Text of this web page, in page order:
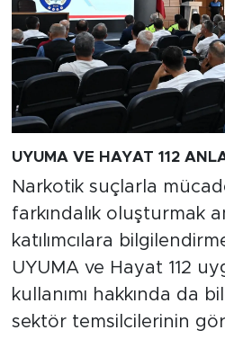
UYUMA VE HAYAT 112
Narkotik suçlarla
farkındalık oluşturmak
katılımcılara
UYUMA ve Hayat 112
kullanımı hakkında da
sektör temsilcilerinin